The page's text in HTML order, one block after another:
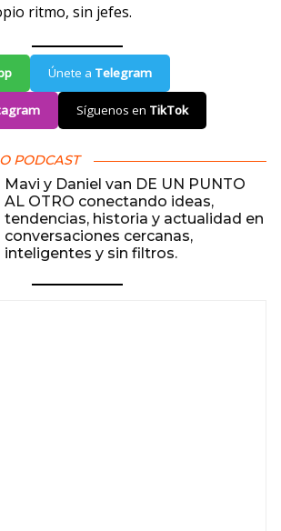
ritmo, sin jefes.
Únete a Telegram
Síguenos en TikTok
PODCAST
Mavi y Daniel van DE UN PUNTO
AL OTRO conectando ideas,
tendencias, historia y actualidad en
conversaciones cercanas,
inteligentes y sin filtros.